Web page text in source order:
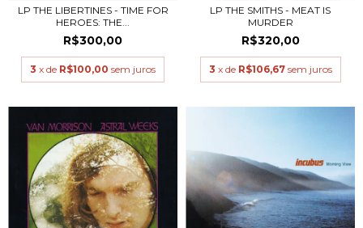
LP THE LIBERTINES - TIME FOR
HEROES: THE...
R$300,00
3 x de R$100,00 sem juros
LP THE SMITHS - MEAT IS
MURDER
R$320,00
3 x de R$106,67 sem juros